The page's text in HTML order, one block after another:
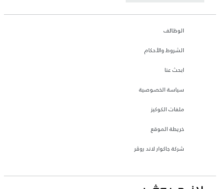
الوظائف
الشروط والأحكام
ابحث عنا
سياسة الخصوصية
ملفات الكوكيز
خريطة الموقع
شركة جاكوار لاند روڤر